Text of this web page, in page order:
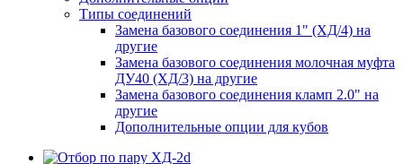
Типы соединений
Замена базового соединения 1" (ХД/4) на
другие
Замена базового соединения молочная муфта
ДУ40 (ХД/3) на другие
Замена базового соединения кламп 2.0" на
другие
Дополнительные опции для кубов